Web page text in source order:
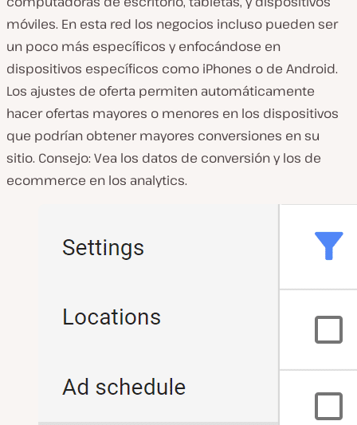
móviles. En esta red los negocios incluso pueden ser
un poco más específicos y enfocándose en
dispositivos específicos como iPhones o de Android.
Los ajustes de oferta permiten automáticamente
hacer ofertas mayores o menores en los dispositivos
que podrían obtener mayores conversiones en su
sitio. Consejo: Vea los datos de conversión y los de
ecommerce en los analytics.